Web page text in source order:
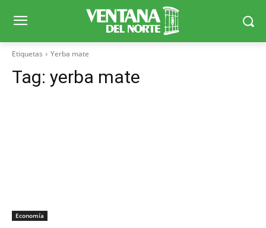
Etiquetas Yerba mate
Tag: yerba mate
Economía